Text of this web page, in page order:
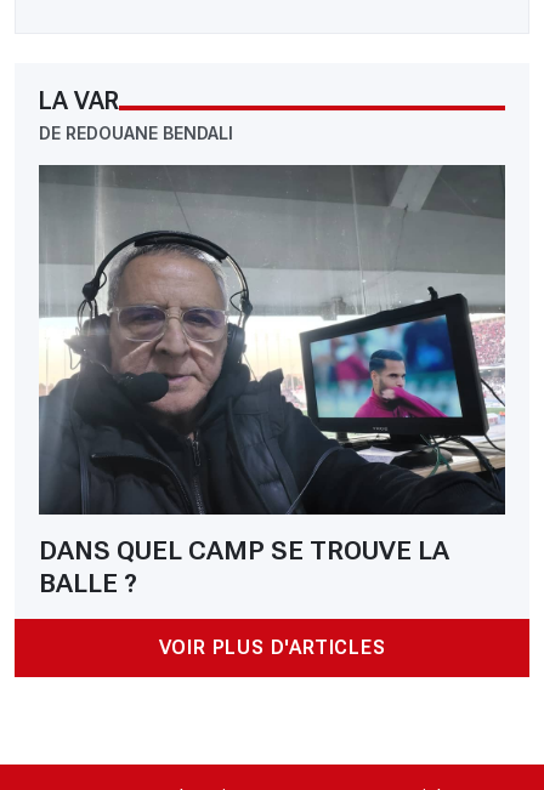
LA VAR
DE REDOUANE BENDALI
DANS QUEL CAMP SE TROUVE LA
BALLE ?
VOIR PLUS D'ARTICLES